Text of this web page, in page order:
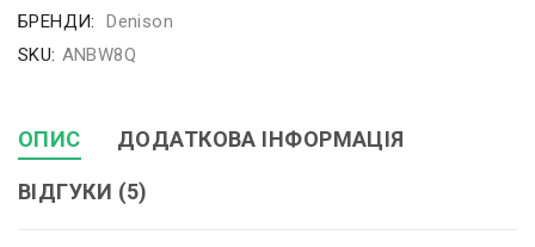
БРЕНДИ:
Denison
SKU: ANBW8Q
ОПИС ДОДАТКОВА ІНФОРМАЦІЯ
ВІДГУКИ (5)